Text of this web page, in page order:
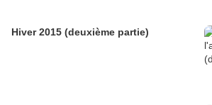
Hiver 2015 (deuxième partie)